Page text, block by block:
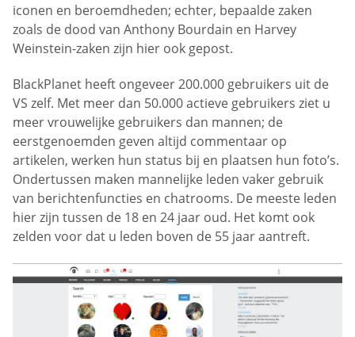
iconen en beroemdheden; echter, bepaalde zaken
zoals de dood van Anthony Bourdain en Harvey
Weinstein-zaken zijn hier ook gepost.
BlackPlanet heeft ongeveer 200.000 gebruikers uit de
VS zelf. Met meer dan 50.000 actieve gebruikers ziet u
meer vrouwelijke gebruikers dan mannen; de
eerstgenoemden geven altijd commentaar op
artikelen, werken hun status bij en plaatsen hun foto’s.
Ondertussen maken mannelijke leden vaker gebruik
van berichtenfuncties en chatrooms. De meeste leden
hier zijn tussen de 18 en 24 jaar oud. Het komt ook
zelden voor dat u leden boven de 55 jaar aantreft.